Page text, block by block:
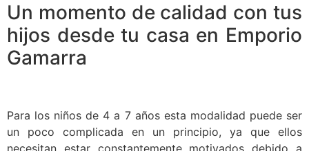
Un momento de calidad con tus
hijos desde tu casa en Emporio
Gamarra
Para los niños de 4 a 7 años esta modalidad puede ser
un poco complicada en un principio, ya que ellos
necesitan estar constantemente motivados debido a